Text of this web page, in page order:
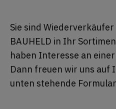
Sie sind
BAUHELD in Ihr
haben Interesse an
Dann freuen wir uns auf
unten stehende